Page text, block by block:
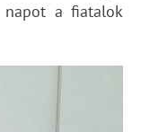
napot a fiatalok